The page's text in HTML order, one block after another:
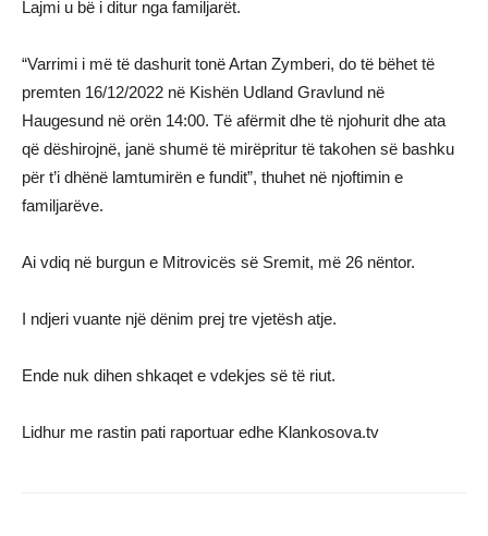
Lajmi u bë i ditur nga familjarët.
“Varrimi i më të dashurit tonë Artan Zymberi, do të bëhet të
premten 16/12/2022 në Kishën Udland Gravlund në
Haugesund në orën 14:00. Të afërmit dhe të njohurit dhe ata
që dëshirojnë, janë shumë të mirëpritur të takohen së bashku
për t’i dhënë lamtumirën e fundit”, thuhet në njoftimin e
familjarëve.
Ai vdiq në burgun e Mitrovicës së Sremit, më 26 nëntor.
I ndjeri vuante një dënim prej tre vjetësh atje.
Ende nuk dihen shkaqet e vdekjes së të riut.
Lidhur me rastin pati raportuar edhe Klankosova.tv